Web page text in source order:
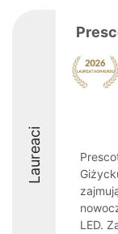
Laureaci
LED.